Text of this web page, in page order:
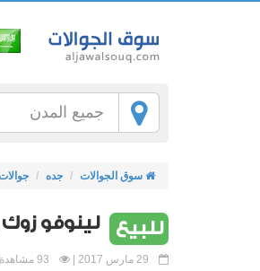
جميع المدن
سوق الجوالات جده
للبيع لينوفو زوك